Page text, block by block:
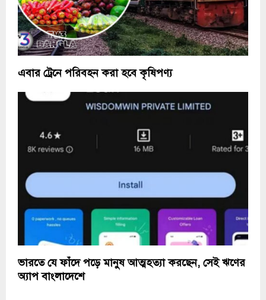
এবার ট্রেনে পরিবহন করা হবে কৃষিপণ্য
ভারতে যে ফাঁদে পড়ে মানুষ আত্মহত্যা করছেন, সেই ঋণের
অ্যাপ বাংলাদেশে